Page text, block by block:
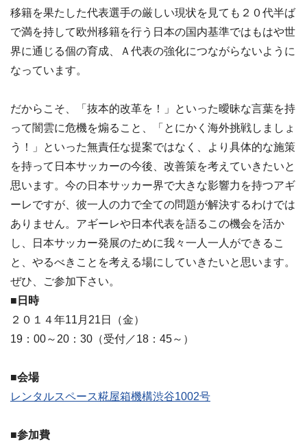
移籍を果たした代表選手の厳しい現状を見ても２０代半ば
で満を持して欧州移籍を行う日本の国内基準ではもはや世
界に通じる個の育成、Ａ代表の強化につながらないように
なっています。
だからこそ、「抜本的改革を！」といった曖昧な言葉を持
って闇雲に危機を煽ること、「とにかく海外挑戦しましょ
う！」といった無責任な提案ではなく、より具体的な施策
を持って日本サッカーの今後、改善策を考えていきたいと
思います。今の日本サッカー界で大きな影響力を持つアギ
ーレですが、彼一人の力で全ての問題が解決するわけでは
ありません。アギーレや日本代表を語るこの機会を活か
し、日本サッカー発展のために我々一人一人ができるこ
と、やるべきことを考える場にしていきたいと思います。
ぜひ、ご参加下さい。
■日時
２０１４年11月21日（金）
19：00～20：30（受付／18：45～）
■会場
レンタルスペース糀屋箱機構渋谷1002号
■参加費